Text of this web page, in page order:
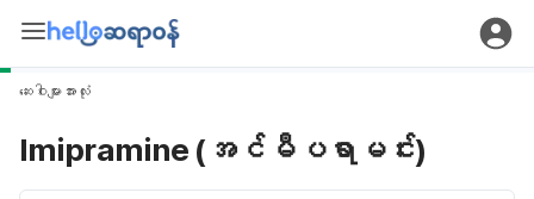
ဆေးဝါးများအားလုံး
Imipramine (အင်မီပရာမင်း)